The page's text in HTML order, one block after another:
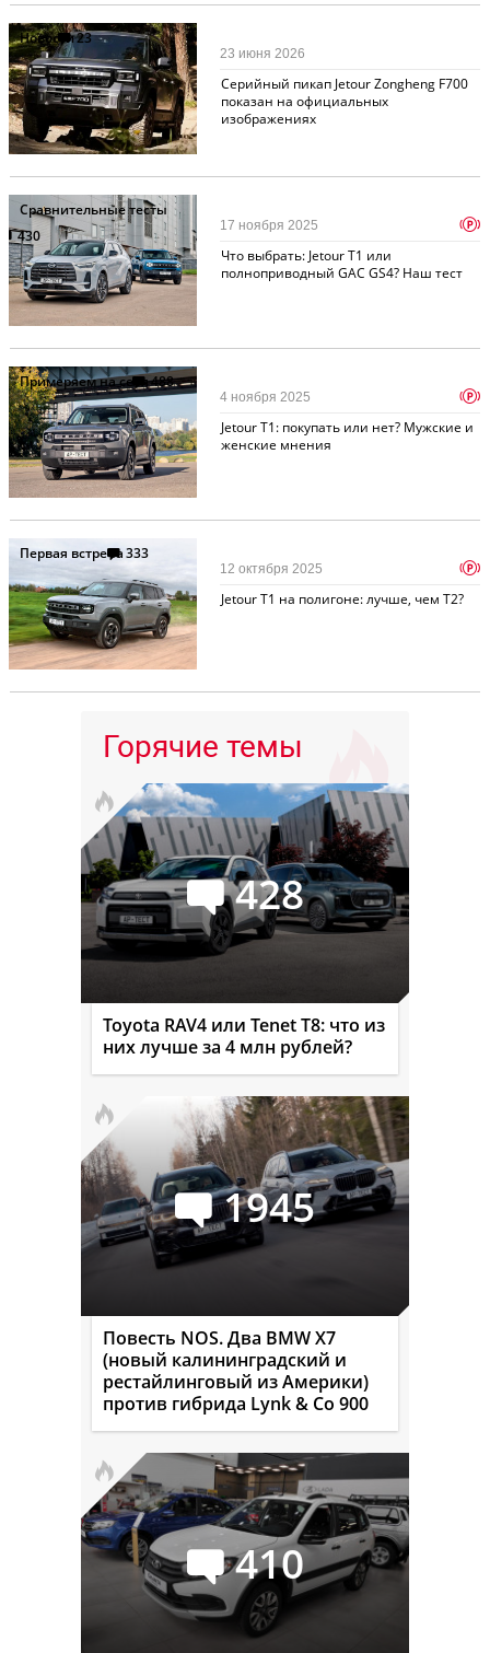
Новости23
Серийный пикап Jetour Zongheng F700
показан на официальных
изображениях
23 июня 2026
Сравнительные тесты
430
Что выбрать: Jetour T1 или
полноприводный GAC GS4? Наш тест
17 ноября 2025 p
Примеряем на себя488
Jetour T1: покупать или нет? Мужские и
женские мнения
4 ноября 2025 p
Первая встреча333
Jetour T1 на полигоне: лучше, чем T2?
12 октября 2025 p
Горячие темы
428
Toyota RAV4 или Tenet T8: что из
них лучше за 4 млн рублей?
1945
Повесть NOS. Два BMW X7
(новый калининградский и
рестайлинговый из Америки)
против гибрида Lynk & Co 900
410